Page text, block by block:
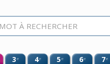
3e 4e 5e 6e 7e